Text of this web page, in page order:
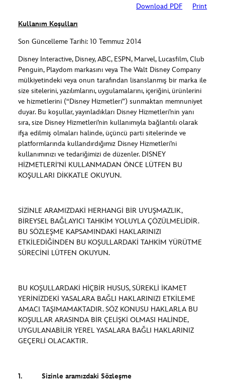
Download PDF Print
Kullanım Koşulları
Son Güncelleme Tarihi: 10 Temmuz 2014
Disney Interactive, Disney, ABC, ESPN, Marvel, Lucasfilm, Club
Penguin, Playdom markasını veya The Walt Disney Company
mülkiyetindeki veya onun tarafından lisanslanmış bir marka ile
size sitelerini, yazılımlarını, uygulamalarını, içeriğini, ürünlerini
ve hizmetlerini (“Disney Hizmetleri”) sunmaktan memnuniyet
duyar. Bu koşullar, yayınladıkları Disney Hizmetleri’nin yanı
sıra, size Disney Hizmetleri’nin kullanımıyla bağlantılı olarak
ifşa edilmiş olmaları halinde, üçüncü parti sitelerinde ve
platformlarında kullandırdığımız Disney Hizmetleri’ni
kullanımınızı ve tedariğimizi de düzenler. DISNEY
HİZMETLERİ’Nİ KULLANMADAN ÖNCE LÜTFEN BU
KOŞULLARI DİKKATLE OKUYUN.
SİZİNLE ARAMIZDAKİ HERHANGİ BİR UYUŞMAZLIK,
BİREYSEL BAĞLAYICI TAHKİM YOLUYLA ÇÖZÜLMELİDİR.
BU SÖZLEŞME KAPSAMINDAKİ HAKLARINIZI
ETKİLEDİĞİNDEN BU KOŞULLARDAKİ TAHKİM YÜRÜTME
SÜRECİNİ LÜTFEN OKUYUN.
BU KOŞULLARDAKİ HİÇBİR HUSUS, SÜREKLİ İKAMET
YERİNİZDEKİ YASALARA BAĞLI HAKLARINIZI ETKİLEME
AMACI TAŞIMAMAKTADIR. SÖZ KONUSU HAKLARLA BU
KOŞULLAR ARASINDA BİR ÇELİŞKİ OLMASI HALİNDE,
UYGULANABİLİR YEREL YASALARA BAĞLI HAKLARINIZ
GEÇERLİ OLACAKTIR.
1. Sizinle aramızdaki Sözleşme